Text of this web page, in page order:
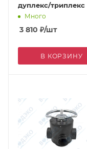
дуплекс/триплекс
Много
3 810 ₽/шт
В КОРЗИНУ